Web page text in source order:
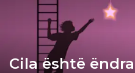
Cila është